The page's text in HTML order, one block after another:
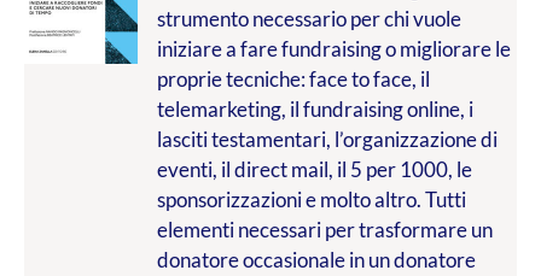
da
€9.99
a
€20.00
strumento necessario per chi vuole
iniziare a fare fundraising o migliorare le
proprie tecniche: face to face, il
telemarketing, il fundraising online, i
lasciti testamentari, l’organizzazione di
eventi, il direct mail, il 5 per 1000, le
sponsorizzazioni e molto altro. Tutti
elementi necessari per trasformare un
donatore occasionale in un donatore